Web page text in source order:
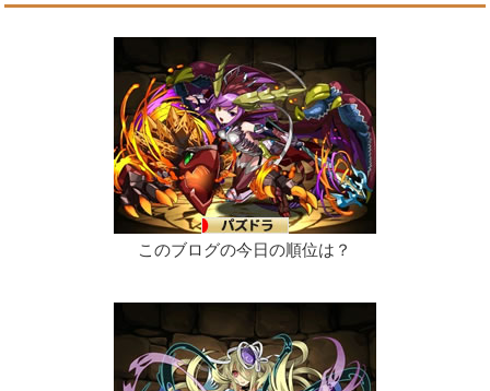
このブログの今日の順位は？